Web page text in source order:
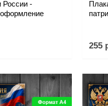
России -
оформление
255